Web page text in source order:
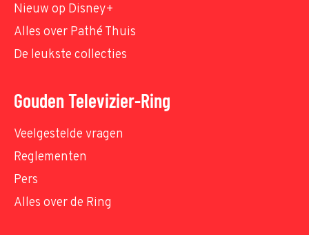
Nieuw op Disney+
Alles over Pathé Thuis
De leukste collecties
Gouden Televizier-Ring
Veelgestelde vragen
Reglementen
Pers
Alles over de Ring